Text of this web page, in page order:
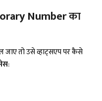
Numberका
तो उसे व्हाट्सएप पर कैसे
: